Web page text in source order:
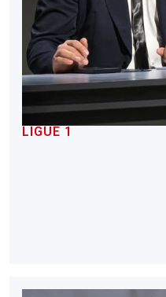
LIGUE 1